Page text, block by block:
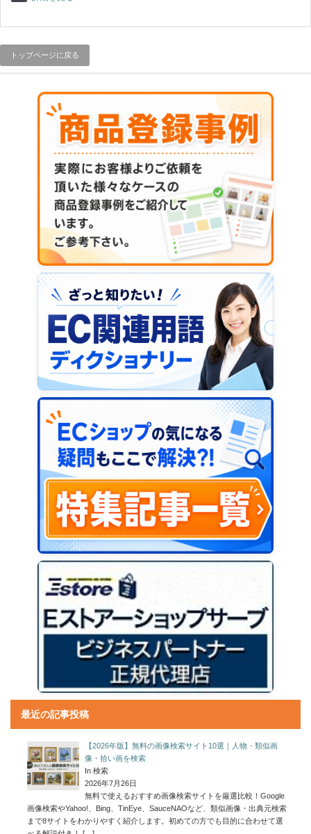
トップページに戻る
最近の記事投稿
【2026年版】無料の画像検索サイト10選｜人物・類似画
像・拾い画を検索
In 検索
2026年7月26日
無料で使えるおすすめ画像検索サイトを厳選比較！Google
画像検索やYahoo!、Bing、TinEye、SauceNAOなど、類似画像・出典元検索
まで8サイトをわかりやすく紹介します。初めての方でも目的に合わせて選